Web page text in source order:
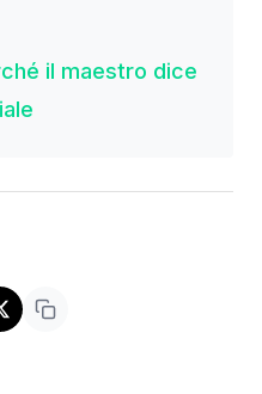
il maestro dice